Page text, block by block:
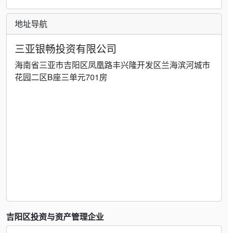
地址导航
三亚银畅投资有限公司
海南省三亚市吉阳区凤凰路丰兴隆开发区兰海滨河城市
花园二区B座三单元701房
吉阳区投资与资产管理企业